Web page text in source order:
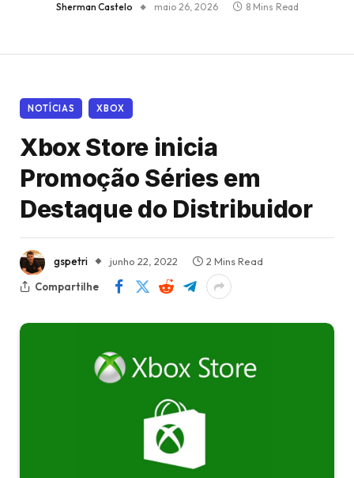
Sherman Castelo maio 26, 2026 8 Mins Read
NOTÍCIAS XBOX
Xbox Store inicia
Promoção Séries em
Destaque do Distribuidor
gspetri junho 22, 2022
2 Mins Read
Compartilhe